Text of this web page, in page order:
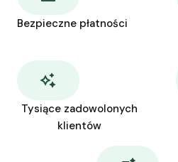
Bezpieczne płatności
Tysiące zadowolonych
klientów